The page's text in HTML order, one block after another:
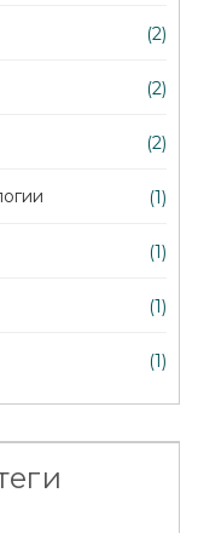
(2)
(2)
(2)
(1)
(1)
(1)
(1)